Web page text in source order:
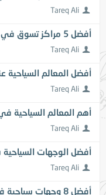
Tareq Ali
أفضل 5 مراكز تسوق في منطقة تاغويغ مانيلا
Tareq Ali
أفضل المعالم السياحية
Tareq Ali
أهم المعالم السياحية
Tareq Ali
أفضل الوجهات السياحية
Tareq Ali
أفضل 8 وجهات سياحية في الشلف بالجزائر